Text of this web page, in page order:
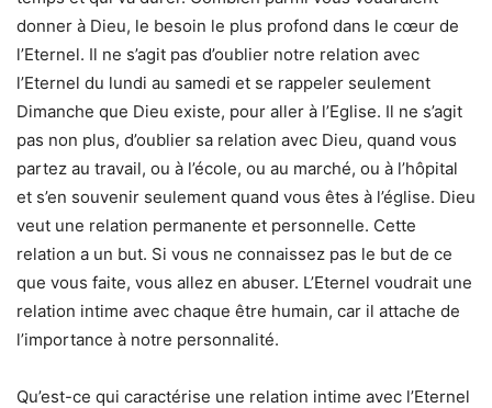
donner à Dieu, le besoin le plus profond dans le cœur de
l’Eternel. Il ne s’agit pas d’oublier notre relation avec
l’Eternel du lundi au samedi et se rappeler seulement
Dimanche que Dieu existe, pour aller à l’Eglise. Il ne s’agit
pas non plus, d’oublier sa relation avec Dieu, quand vous
partez au travail, ou à l’école, ou au marché, ou à l’hôpital
et s’en souvenir seulement quand vous êtes à l’église. Dieu
veut une relation permanente et personnelle. Cette
relation a un but. Si vous ne connaissez pas le but de ce
que vous faite, vous allez en abuser. L’Eternel voudrait une
relation intime avec chaque être humain, car il attache de
l’importance à notre personnalité.
Qu’est-ce qui caractérise une relation intime avec l’Eternel